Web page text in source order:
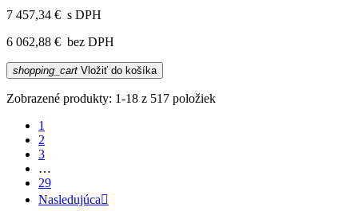
7 457,34 € s DPH
6 062,88 € bez DPH
shopping_cart Vložiť do košíka
Zobrazené produkty: 1-18 z 517 položiek
1
2
3
…
29
Nasledujúca